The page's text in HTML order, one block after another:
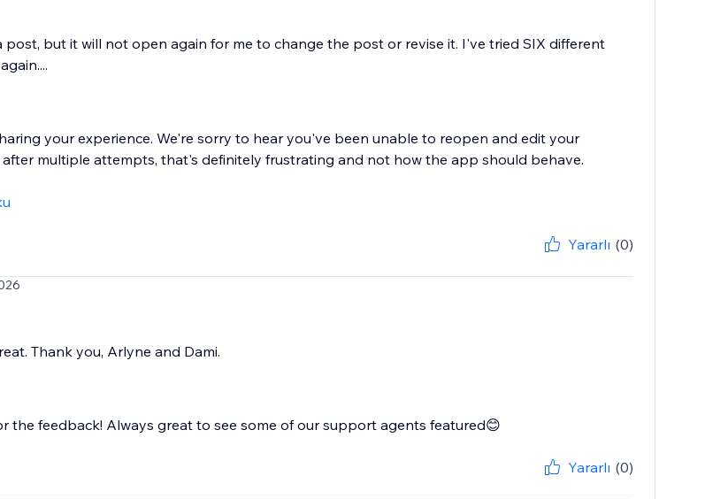
post, but it will not open again for me to change the post or revise it. I've tried SIX different
your experience. We're sorry to hear you've been unable to reopen and edit your
after multiple attempts, that's definitely frustrating and not how the app should behave.
Yararlı (0)
Thank you, Arlyne and Dami.
the feedback! Always great to see some of our support agents featured😊
Yararlı (0)